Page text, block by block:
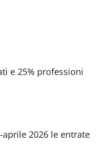
e 25% professioni
2026 le entrate